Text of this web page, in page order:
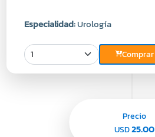
Especialidad:Urología
Comprar
Precio
USD25.00